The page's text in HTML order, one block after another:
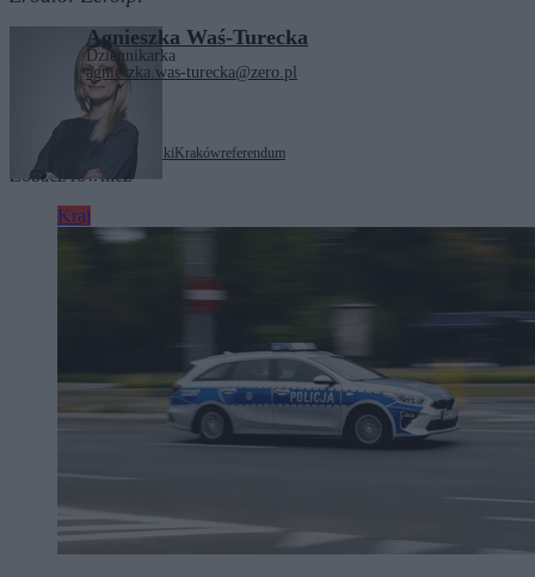
Agnieszka Waś-Turecka
Dziennikarka
agnieszka.was-turecka@zero.pl
Tagi: Aleksander MiszalskiKrakówreferendum
Zobacz również
Kraj